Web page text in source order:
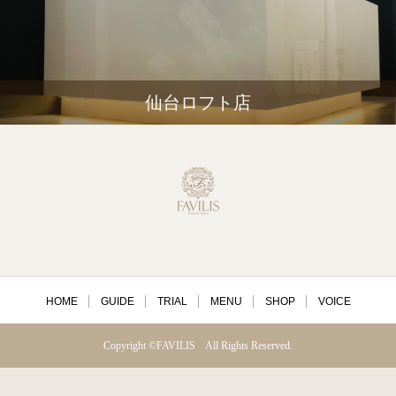
仙台ロフト店
HOME GUIDE TRIAL MENU SHOP VOICE
Copyright ©FAVILIS All Rights Reserved.